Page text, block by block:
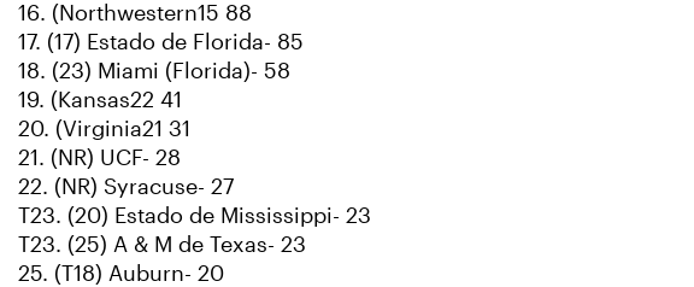
16. (Northwestern15 88
17. (17) Estado de Florida- 85
18. (23) Miami (Florida)- 58
19. (Kansas22 41
20. (Virginia21 31
21. (NR) UCF- 28
22. (NR) Syracuse- 27
T23. (20) Estado de Mississippi- 23
T23. (25) A & M de Texas- 23
25. (T18) Auburn- 20